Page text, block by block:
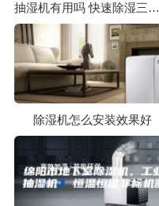
抽湿机有用吗 快速除湿三大妙招介绍 发布时间：2023-12-18
除湿机怎么安装效果好